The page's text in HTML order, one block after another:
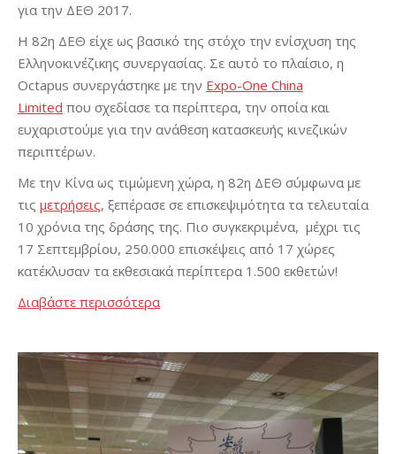
για την ΔΕΘ 2017.
Η 82η ΔΕΘ είχε ως βασικό της στόχο την ενίσχυση της
Ελληνοκινέζικης συνεργασίας. Σε αυτό το πλαίσιο, η
Octapus συνεργάστηκε με την Expo-One China
Limited που σχεδίασε τα περίπτερα, την οποία και
ευχαριστούμε για την ανάθεση κατασκευής κινεζικών
περιπτέρων.
Με την Κίνα ως τιμώμενη χώρα, η 82η ΔΕΘ σύμφωνα με
τις μετρήσεις, ξεπέρασε σε επισκεψιμότητα τα τελευταία
10 χρόνια της δράσης της. Πιο συγκεκριμένα, μέχρι τις
17 Σεπτεμβρίου, 250.000 επισκέψεις από 17 χώρες
κατέκλυσαν τα εκθεσιακά περίπτερα 1.500 εκθετών!
Διαβάστε περισσότερα